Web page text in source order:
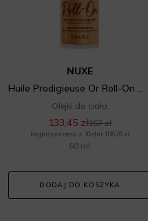
NUXE
Huile Prodigieuse Or Roll-On Multi-Purpose Dry Oil
Olejki do ciała
133,45 zł157 zł
Najniższa cena z 30 dni: 106,76 zł
60 ml
DODAJ DO KOSZYKA